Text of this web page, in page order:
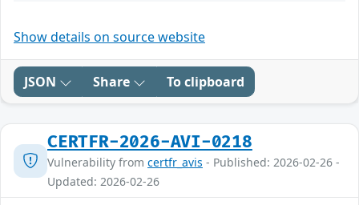
Show details on source website
JSON Share To clipboard
CERTFR-2026-AVI-0218
Vulnerability from certfr_avis - Published: 2026-02-26 -
Updated: 2026-02-26